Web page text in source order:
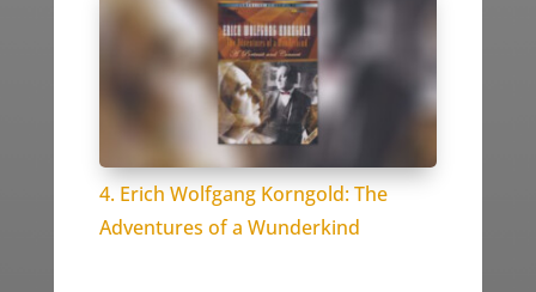
4. Erich Wolfgang Korngold: The
Adventures of a Wunderkind